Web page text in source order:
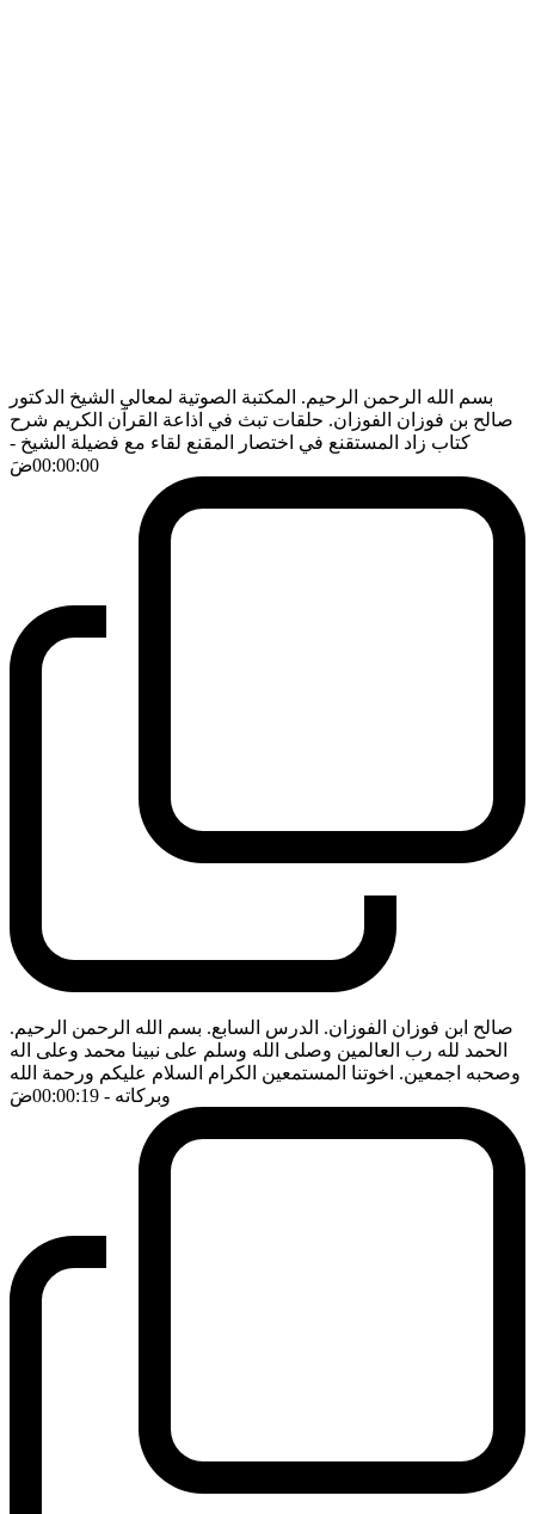
بسم الله الرحمن الرحيم. المكتبة الصوتية لمعالي الشيخ الدكتور
صالح بن فوزان الفوزان. حلقات تبث في اذاعة القرآن الكريم شرح
كتاب زاد المستقنع في اختصار المقنع لقاء مع فضيلة الشيخ -
00:00:00ضَ
صالح ابن فوزان الفوزان. الدرس السابع. بسم الله الرحمن الرحيم.
الحمد لله رب العالمين وصلى الله وسلم على نبينا محمد وعلى اله
وصحبه اجمعين. اخوتنا المستمعين الكرام السلام عليكم ورحمة الله
وبركاته - 00:00:19 ضَ